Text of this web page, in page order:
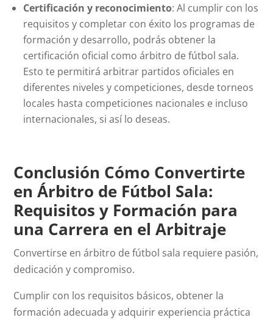
Certificación y reconocimiento: Al cumplir con los
requisitos y completar con éxito los programas de
formación y desarrollo, podrás obtener la
certificación oficial como árbitro de fútbol sala.
Esto te permitirá arbitrar partidos oficiales en
diferentes niveles y competiciones, desde torneos
locales hasta competiciones nacionales e incluso
internacionales, si así lo deseas.
Conclusión Cómo Convertirte
en Árbitro de Fútbol Sala:
Requisitos y Formación para
una Carrera en el Arbitraje
Convertirse en árbitro de fútbol sala requiere pasión,
dedicación y compromiso.
Cumplir con los requisitos básicos, obtener la
formación adecuada y adquirir experiencia práctica